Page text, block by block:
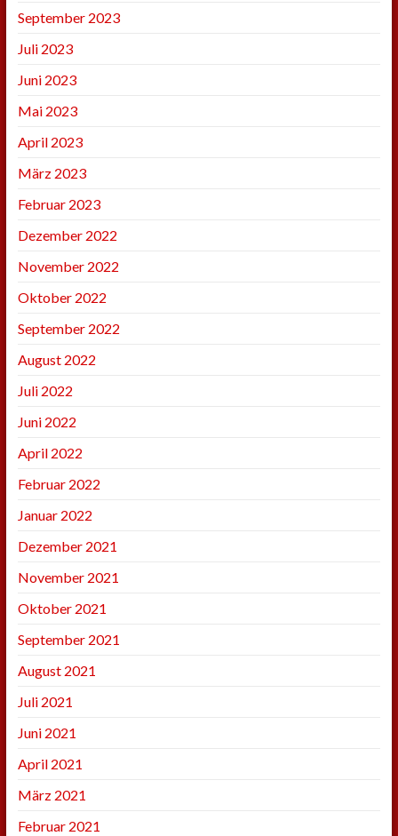
September 2023
Juli 2023
Juni 2023
Mai 2023
April 2023
März 2023
Februar 2023
Dezember 2022
November 2022
Oktober 2022
September 2022
August 2022
Juli 2022
Juni 2022
April 2022
Februar 2022
Januar 2022
Dezember 2021
November 2021
Oktober 2021
September 2021
August 2021
Juli 2021
Juni 2021
April 2021
März 2021
Februar 2021